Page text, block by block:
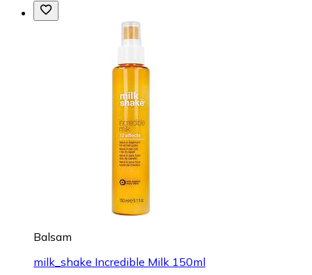
Balsam
milk_shake Incredible Milk 150ml